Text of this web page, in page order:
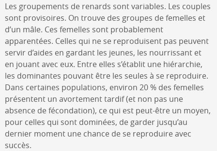
Les groupements de renards sont variables. Les couples
sont provisoires. On trouve des groupes de femelles et
d’un mâle. Ces femelles sont probablement
apparentées. Celles qui ne se reproduisent pas peuvent
servir d’aides en gardant les jeunes, les nourrissant et
en jouant avec eux. Entre elles s’établit une hiérarchie,
les dominantes pouvant être les seules à se reproduire.
Dans certaines populations, environ 20 % des femelles
présentent un avortement tardif (et non pas une
absence de fécondation), ce qui est peut-être un moyen,
pour celles qui sont dominées, de garder jusqu’au
dernier moment une chance de se reproduire avec
succès.